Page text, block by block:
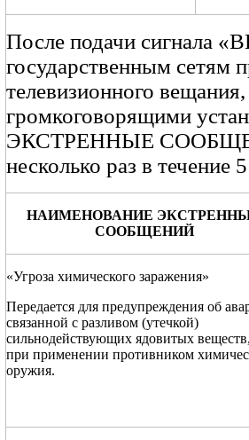
После подачи
государственным сетям
телевизионного
громкоговорящими
ЭКСТРЕННЫЕ
несколько раз в течение
НАИМЕНОВАНИЕ
СООБЩЕНИЙ
«Угроза химического заражения»
Передается для предупреждения об
связанной с разливом (утечкой)
сильнодействующих ядовитых
при применении противником
оружия.